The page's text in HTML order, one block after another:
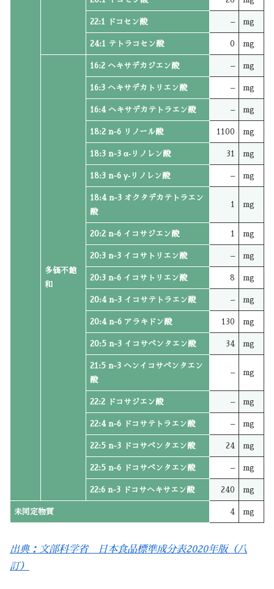
22:1 ドコセン酸 – mg
24:1 テトラコセン酸 0 mg
多価不飽
和
16:2 ヘキサデカジエン酸 – mg
16:3 ヘキサデカトリエン酸 – mg
16:4 ヘキサデカテトラエン酸 – mg
18:2 n-6 リノール酸 1100 mg
18:3 n-3 α‐リノレン酸 31 mg
18:3 n-6 γ‐リノレン酸 – mg
18:4 n-3 オクタデカテトラエン
酸
1 mg
20:2 n-6 イコサジエン酸 1 mg
20:3 n-3 イコサトリエン酸 – mg
20:3 n-6 イコサトリエン酸 8 mg
20:4 n-3 イコサテトラエン酸 – mg
20:4 n-6 アラキドン酸 130 mg
20:5 n-3 イコサペンタエン酸 34 mg
21:5 n-3 ヘンイコサペンタエン
酸
– mg
22:2 ドコサジエン酸 – mg
22:4 n-6 ドコサテトラエン酸 – mg
22:5 n-3 ドコサペンタエン酸 24 mg
22:5 n-6 ドコサペンタエン酸 – mg
22:6 n-3 ドコサヘキサエン酸 240 mg
未同定物質 4 mg
出典：文部科学省 日本食品標準成分表2020年版（八
訂）